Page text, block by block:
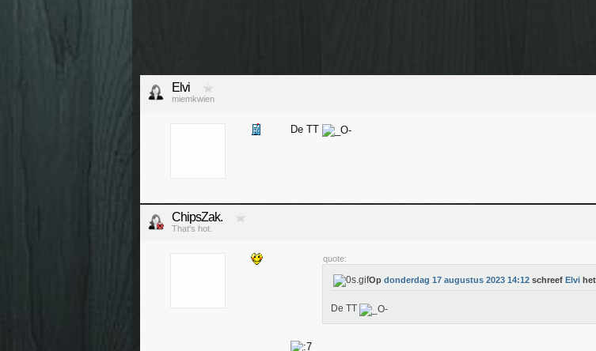
Elvi
miemkwien
De TT
ChipsZak.
That's hot.
quote:
Op donderdag 17 augustus 2023 14:12 schreef Elvi
De TT